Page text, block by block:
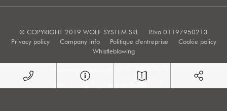
© COPYRIGHT 2019 WOLF SYSTEM SRL
P.Iva 01197950213
Privacy policy
Company info Politique d'entreprise
Cookie policy
Whistleblowing
Marketing e Creatività: